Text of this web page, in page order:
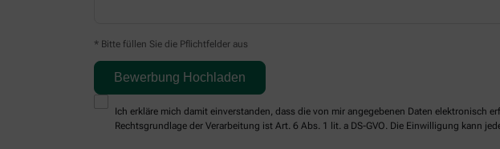
* Bitte füllen Sie die Pflichtfelder aus
Ich erkläre mich damit einverstanden, dass die von mir angegebenen Daten elektronisch
Rechtsgrundlage der Verarbeitung ist Art. 6 Abs. 1 lit. a DS-GVO. Die Einwilligung kann